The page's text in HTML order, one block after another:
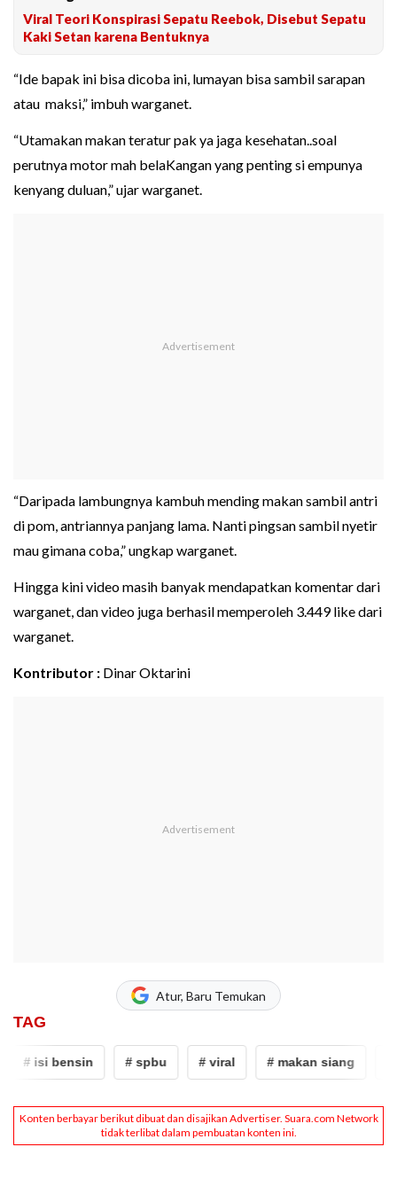
Viral Teori Konspirasi Sepatu Reebok, Disebut Sepatu
Kaki Setan karena Bentuknya
“Ide bapak ini bisa dicoba ini, lumayan bisa sambil sarapan
atau maksi,” imbuh warganet.
“Utamakan makan teratur pak ya jaga kesehatan..soal
perutnya motor mah belaKangan yang penting si empunya
kenyang duluan,” ujar warganet.
“Daripada lambungnya kambuh mending makan sambil antri
di pom, antriannya panjang lama. Nanti pingsan sambil nyetir
mau gimana coba,” ungkap warganet.
Hingga kini video masih banyak mendapatkan komentar dari
warganet, dan video juga berhasil memperoleh 3.449 like dari
warganet.
Kontributor : Dinar Oktarini
Atur, Baru Temukan
TAG
# isi bensin # spbu # viral # makan siang